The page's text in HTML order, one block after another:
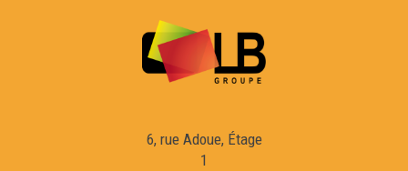
6, rue Adoue, Étage
1